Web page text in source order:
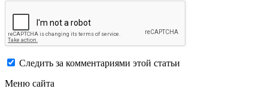
Следить за комментариями этой статьи
Меню сайта